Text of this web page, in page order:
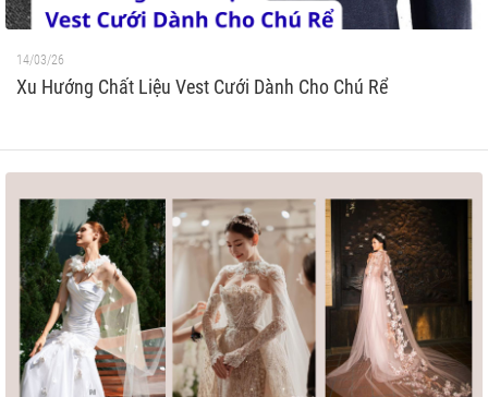
14/03/26
Xu Hướng Chất Liệu Vest Cưới Dành Cho Chú Rể